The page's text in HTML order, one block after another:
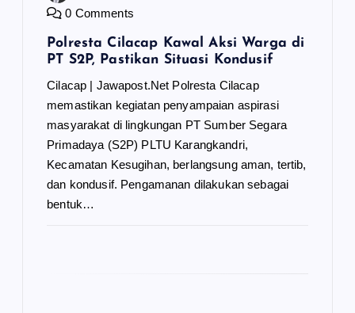
0 Comments
Polresta Cilacap Kawal Aksi Warga di
PT S2P, Pastikan Situasi Kondusif
Cilacap | Jawapost.Net Polresta Cilacap
memastikan kegiatan penyampaian aspirasi
masyarakat di lingkungan PT Sumber Segara
Primadaya (S2P) PLTU Karangkandri,
Kecamatan Kesugihan, berlangsung aman, tertib,
dan kondusif. Pengamanan dilakukan sebagai
bentuk…